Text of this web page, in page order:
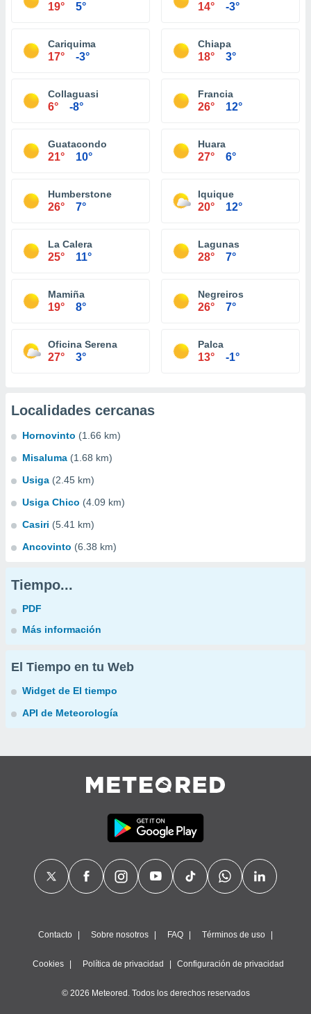
19° 5° 14° -3°
Cariquima
17° -3°
Chiapa
18° 3°
Collaguasi
6° -8°
Francia
26° 12°
Guatacondo
21° 10°
Huara
27° 6°
Humberstone
26° 7°
Iquique
20° 12°
La Calera
25° 11°
Lagunas
28° 7°
Mamiña
19° 8°
Negreiros
26° 7°
Oficina Serena
27° 3°
Palca
13° -1°
Localidades cercanas
Hornovinto (1.66 km)
Misaluma (1.68 km)
Usiga (2.45 km)
Usiga Chico (4.09 km)
Casiri (5.41 km)
Ancovinto (6.38 km)
Tiempo...
PDF
Más información
El Tiempo en tu Web
Widget de El tiempo
API de Meteorología
Contacto Sobre nosotros FAQ Términos de uso
Cookies Política de privacidad Configuración de privacidad
© 2026 Meteored. Todos los derechos reservados